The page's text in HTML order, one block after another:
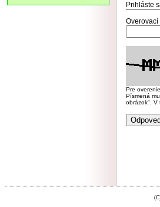
Prihláste
Overovací
Pre
Písmená
obrázok". V